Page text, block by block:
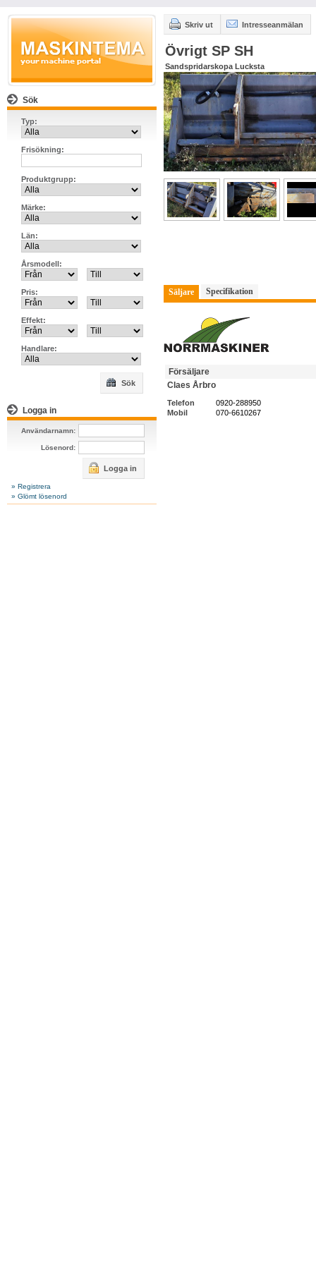
Sök
Typ:
Frisökning:
Produktgrupp:
Märke:
Län:
Årsmodell:
Pris:
Effekt:
Handlare:
Sök
Logga in
Användarnamn:
Lösenord:
Logga in
» Registrera
» Glömt lösenord
Skriv ut Intresseanmälan
Övrigt SP SH
Sandspridarskopa Lucksta
Säljare Specifikation
Försäljare
Claes Årbro
Telefon
0920-288950
Mobil
070-6610267